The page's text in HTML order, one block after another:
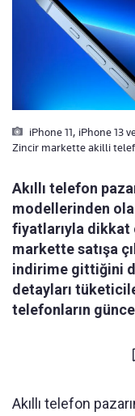
iPhone 11, iPhone 13
Zincir markette akilli
Akıllı telefon
modellerinden
fiyatlarıyla dikkat
markette satışa
indirime gittiğini
detayları
telefonların
Akıllı telefon